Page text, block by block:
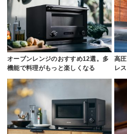
オーブンレンジのおすすめ12選。多
機能で料理がもっと楽しくなる
高
レ